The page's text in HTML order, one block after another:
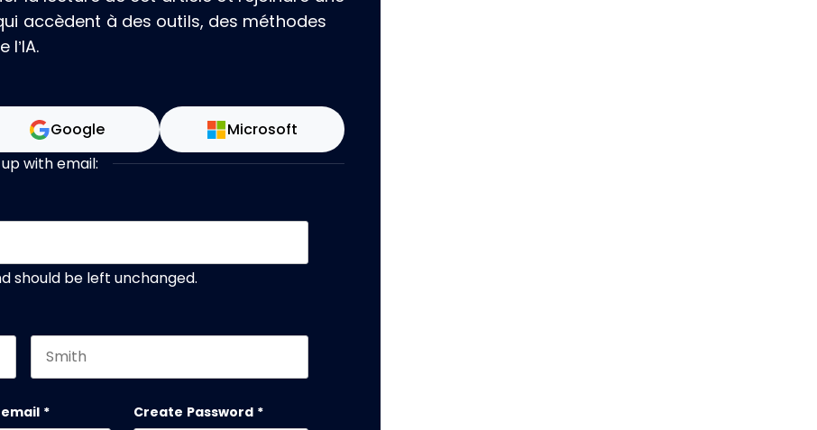
accèdent à des outils, des méthodes
l’IA.
Google Microsoft
with email:
should be left unchanged.
email * Create Password *